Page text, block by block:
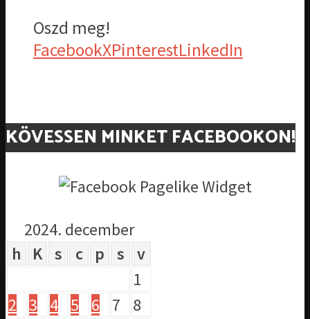
Oszd meg!
FacebookXPinterestLinkedIn
KÖVESSEN MINKET FACEBOOKON!
2024. december
h
K s c p s
v
1
2
3 4 5 6 7
8